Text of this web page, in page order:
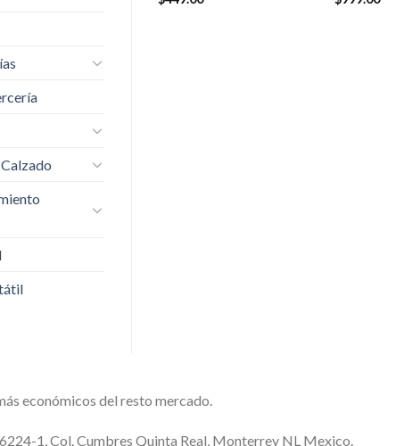
económicos del resto mercado.
1, Col. Cumbres Quinta Real, Monterrey NL Mexico.